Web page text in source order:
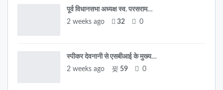
पूर्व विधानसभा अध्यक्ष स्व. परसराम…
2 weeks ago
32 0
स्पीकर देवनानी से एसबीआई के मुख्य…
2 weeks ago
59 0